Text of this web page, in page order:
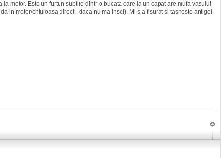
motor. Este un furtun subtire dintr-o bucata care la un capat are mufa vasului
in motor/chiuloasa direct - daca nu ma insel). Mi s-a fisurat si tasneste antigel